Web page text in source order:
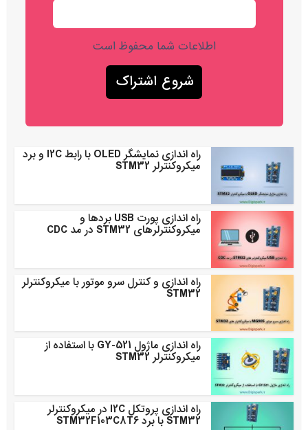
اطلاعات شما محفوظ است
راه اندازی نمایشگر OLED با رابط I2C و برد
میکروکنترلر STM32
راه اندازی پورت USB بردها و
میکروکنترلرهای STM32 در مد CDC
راه اندازی و کنترل سرو موتور با میکروکنترلر
STM32
راه اندازی ماژول GY-521 با استفاده از
میکروکنترلر STM32
راه اندازی پروتکل I2C در میکروکنترلر
STM32 با برد STM32F103C8T6